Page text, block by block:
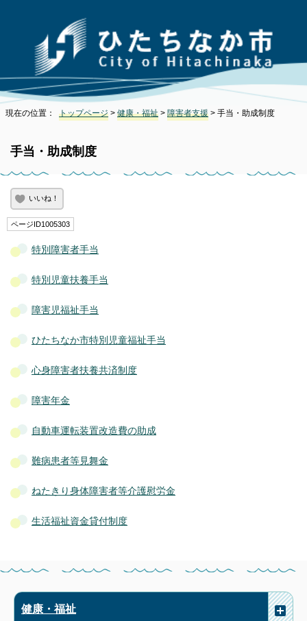
現在の位置： トップページ > 健康・福祉 > 障害者支援 > 手当・助成制度
手当・助成制度
いいね！
ページID1005303
特別障害者手当
特別児童扶養手当
障害児福祉手当
ひたちなか市特別児童福祉手当
心身障害者扶養共済制度
障害年金
自動車運転装置改造費の助成
難病患者等見舞金
ねたきり身体障害者等介護慰労金
生活福祉資金貸付制度
健康・福祉